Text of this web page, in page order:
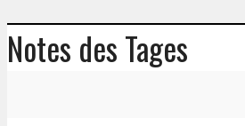
Notes des Tages